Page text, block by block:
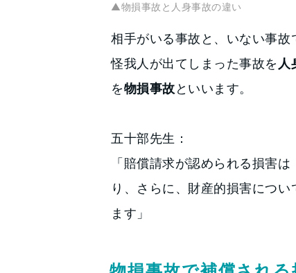
▲物損事故と人身事故の違い
相手がいる事故と、いない事故
怪我人が出てしまった事故を 人
を物損事故といいます。
五十部先生：
「賠償請求が認められる損害は
り、さらに、財産的損害につい
ます」